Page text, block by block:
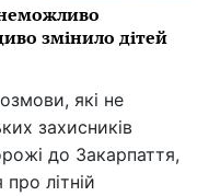
неможливо
змінило дітей
які не
захисників
до Закарпаття,
літній